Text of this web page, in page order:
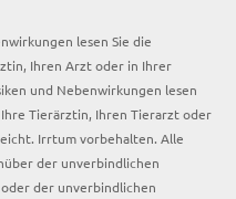
lesen Sie die
Ihren Arzt oder in Ihrer
und Nebenwirkungen lesen
Ihre Tierärztin, Ihren Tierarzt oder
Irrtum vorbehalten. Alle
der unverbindlichen
der unverbindlichen